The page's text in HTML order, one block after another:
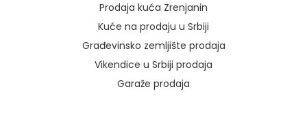
Prodaja kuća Zrenjanin
Kuće na prodaju u Srbiji
Građevinsko zemljište prodaja
Vikendice u Srbiji prodaja
Garaže prodaja